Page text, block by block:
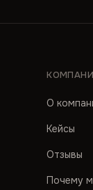
О
Кейсы
Отзывы
Почему